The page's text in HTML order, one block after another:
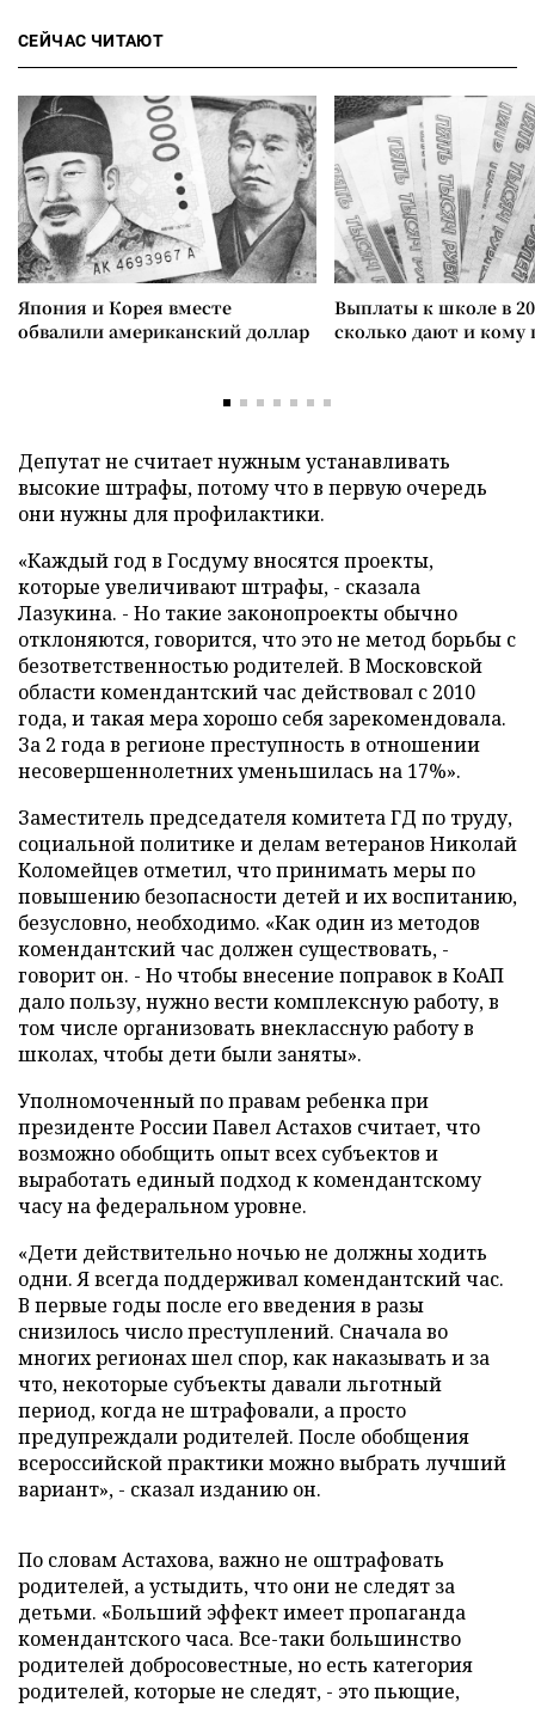
СЕЙЧАС ЧИТАЮТ
Япония и Корея вместе
обвалили американский доллар
Выплаты к школе в
сколько дают и
Депутат не считает нужным устанавливать
высокие штрафы, потому что в первую очередь
они нужны для профилактики.
«Каждый год в Госдуму вносятся проекты,
которые увеличивают штрафы, - сказала
Лазукина. - Но такие законопроекты обычно
отклоняются, говорится, что это не метод борьбы с
безответственностью родителей. В Московской
области комендантский час действовал с 2010
года, и такая мера хорошо себя зарекомендовала.
За 2 года в регионе преступность в отношении
несовершеннолетних уменьшилась на 17%».
Заместитель председателя комитета ГД по труду,
социальной политике и делам ветеранов Николай
Коломейцев отметил, что принимать меры по
повышению безопасности детей и их воспитанию,
безусловно, необходимо. «Как один из методов
комендантский час должен существовать, -
говорит он. - Но чтобы внесение поправок в КоАП
дало пользу, нужно вести комплексную работу, в
том числе организовать внеклассную работу в
школах, чтобы дети были заняты».
Уполномоченный по правам ребенка при
президенте России Павел Астахов считает, что
возможно обобщить опыт всех субъектов и
выработать единый подход к комендантскому
часу на федеральном уровне.
«Дети действительно ночью не должны ходить
одни. Я всегда поддерживал комендантский час.
В первые годы после его введения в разы
снизилось число преступлений. Сначала во
многих регионах шел спор, как наказывать и за
что, некоторые субъекты давали льготный
период, когда не штрафовали, а просто
предупреждали родителей. После обобщения
всероссийской практики можно выбрать лучший
вариант», - сказал изданию он.
По словам Астахова, важно не оштрафовать
родителей, а устыдить, что они не следят за
детьми. «Больший эффект имеет пропаганда
комендантского часа. Все-таки большинство
родителей добросовестные, но есть категория
родителей, которые не следят, - это пьющие,